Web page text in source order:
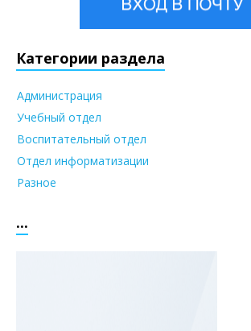
Категории раздела
Администрация
Учебный отдел
Воспитательный отдел
Отдел информатизации
Разное
...